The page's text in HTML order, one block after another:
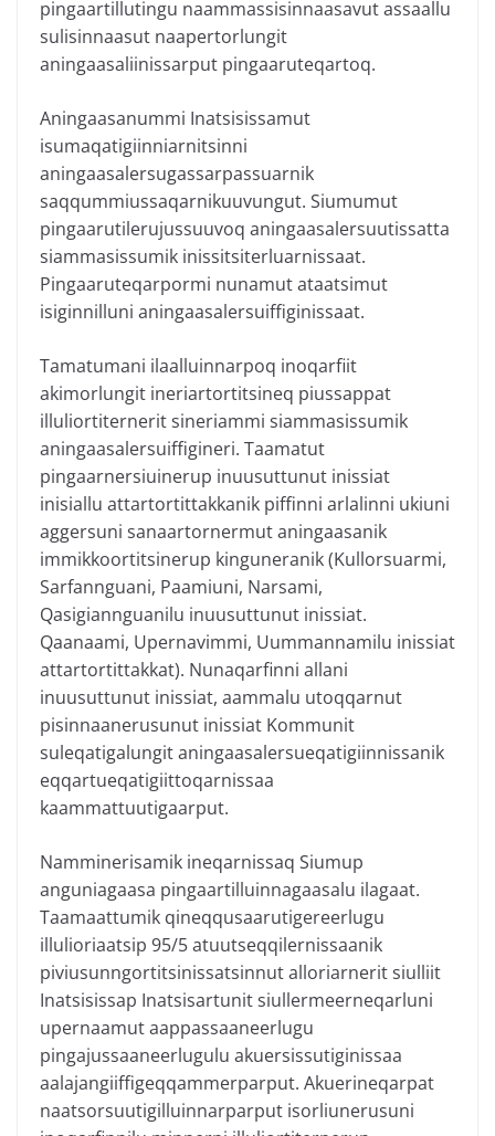
pingaartillutingu naammassisinnaasavut assaallu
sulisinnaasut naapertorlungit
aningaasaliinissarput pingaaruteqartoq.
Aningaasanummi Inatsisissamut
isumaqatigiinniarnitsinni
aningaasalersugassarpassuarnik
saqqummiussaqarnikuuvungut. Siumumut
pingaarutilerujussuuvoq aningaasalersuutissatta
siammasissumik inissitsiterluarnissaat.
Pingaaruteqarpormi nunamut ataatsimut
isiginnilluni aningaasalersuiffiginissaat.
Tamatumani ilaalluinnarpoq inoqarfiit
akimorlungit ineriartortitsineq piussappat
illuliortiternerit sineriammi siammasissumik
aningaasalersuiffigineri. Taamatut
pingaarnersiuinerup inuusuttunut inissiat
inisiallu attartortittakkanik piffinni arlalinni ukiuni
aggersuni sanaartornermut aningaasanik
immikkoortitsinerup kinguneranik (Kullorsuarmi,
Sarfannguani, Paamiuni, Narsami,
Qasigiannguanilu inuusuttunut inissiat.
Qaanaami, Upernavimmi, Uummannamilu inissiat
attartortittakkat). Nunaqarfinni allani
inuusuttunut inissiat, aammalu utoqqarnut
pisinnaanerusunut inissiat Kommunit
suleqatigalungit aningaasalersueqatigiinnissanik
eqqartueqatigiittoqarnissaa
kaammattuutigaarput.
Namminerisamik ineqarnissaq Siumup
anguniagaasa pingaartilluinnagaasalu ilagaat.
Taamaattumik qineqqusaarutigereerlugu
illulioriaatsip 95/5 atuutseqqilernissaanik
piviusunngortitsinissatsinnut alloriarnerit siulliit
Inatsisissap Inatsisartunit siullermeerneqarluni
upernaamut aappassaaneerlugu
pingajussaaneerlugulu akuersissutiginissaa
aalajangiiffigeqqammerparput. Akuerineqarpat
naatsorsuutigilluinnarparput isorliunerusuni